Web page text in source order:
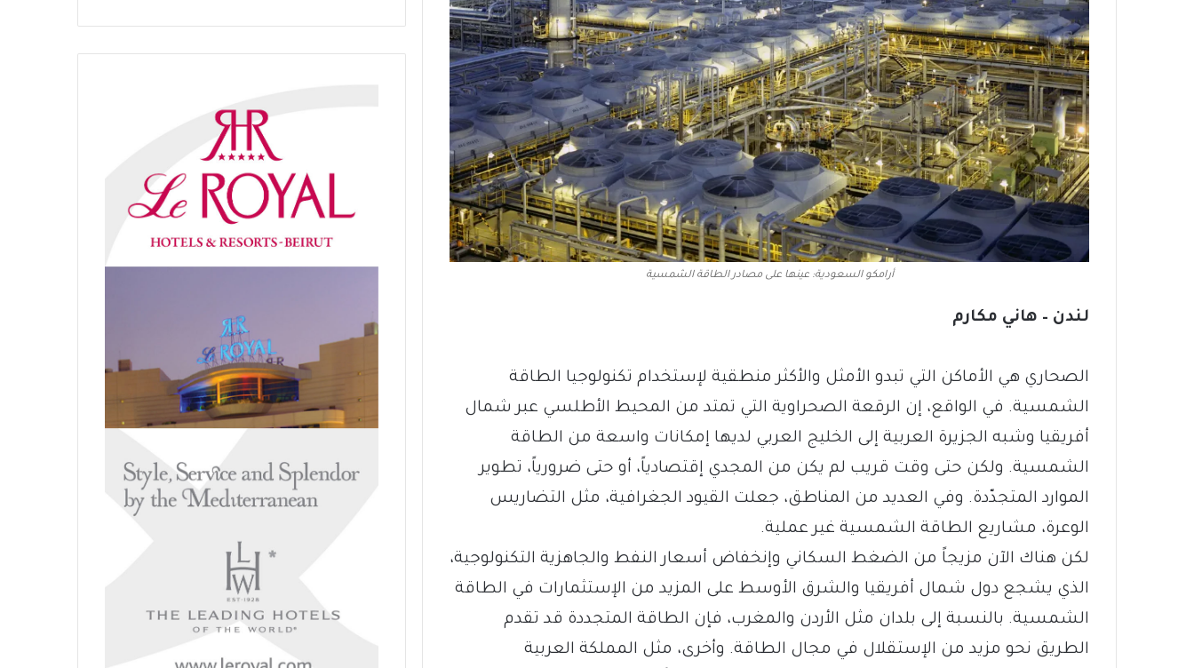
أرامكو السعودية: عينها على مصادر الطاقة الشمسية
لندن – هاني مكارم
الصحاري هي الأماكن التي تبدو الأمثل والأكثر منطقية لإستخدام تكنولوجيا الطاقة
الشمسية. في الواقع، إن الرقعة الصحراوية التي تمتد من المحيط الأطلسي عبر شمال
أفريقيا وشبه الجزيرة العربية إلى الخليج العربي لديها إمكانات واسعة من الطاقة
الشمسية. ولكن حتى وقت قريب لم يكن من المجدي إقتصادياً، أو حتى ضرورياً، تطوير
الموارد المتجدّدة. وفي العديد من المناطق، جعلت القيود الجغرافية، مثل التضاريس
الوعرة، مشاريع الطاقة الشمسية غير عملية.
لكن هناك الآن مزيجاً من الضغط السكاني وإنخفاض أسعار النفط والجاهزية التكنولوجية،
الذي يشجع دول شمال أفريقيا والشرق الأوسط على المزيد من الإستثمارات في الطاقة
الشمسية. بالنسبة إلى بلدان مثل الأردن والمغرب، فإن الطاقة المتجددة قد تقدم
الطريق نحو مزيد من الإستقلال في مجال الطاقة. وأخرى، مثل المملكة العربية